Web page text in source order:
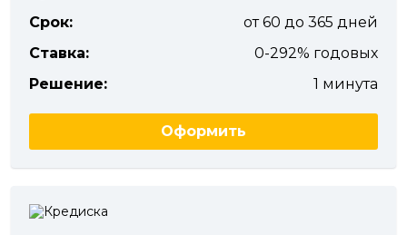
Срок:
от 60 до 365 дней
Ставка:
0-292% годовых
Решение:
1 минута
Оформить